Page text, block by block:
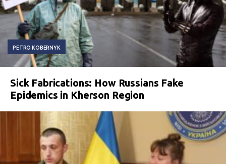
PETRO KOBERNYK
Sick Fabrications: How Russians Fake
Epidemics in Kherson Region